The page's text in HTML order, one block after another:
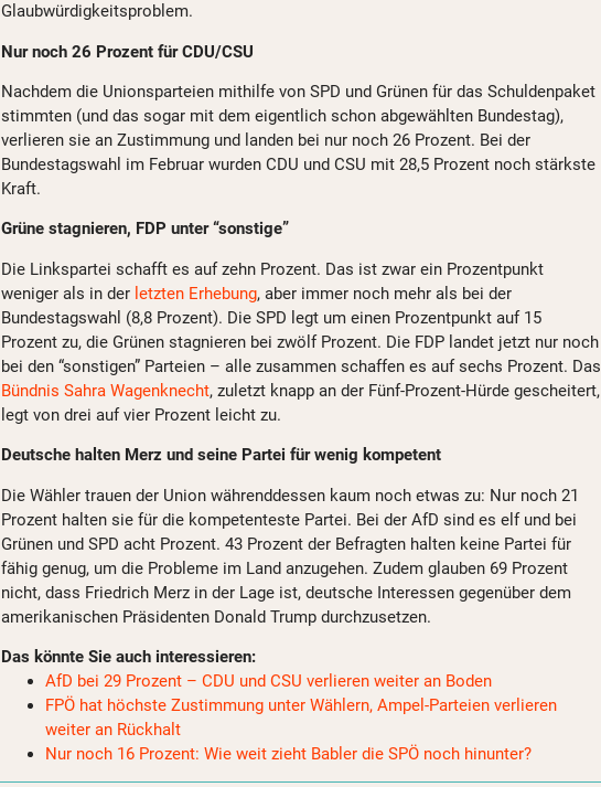
Glaubwürdigkeitsproblem.
Nur noch 26 Prozent für CDU/CSU
Nachdem die Unionsparteien mithilfe von SPD und Grünen für das Schuldenpaket
stimmten (und das sogar mit dem eigentlich schon abgewählten Bundestag),
verlieren sie an Zustimmung und landen bei nur noch 26 Prozent. Bei der
Bundestagswahl im Februar wurden CDU und CSU mit 28,5 Prozent noch stärkste
Kraft.
Grüne stagnieren, FDP unter “sonstige”
Die Linkspartei schafft es auf zehn Prozent. Das ist zwar ein Prozentpunkt
weniger als in der letzten Erhebung, aber immer noch mehr als bei der
Bundestagswahl (8,8 Prozent). Die SPD legt um einen Prozentpunkt auf 15
Prozent zu, die Grünen stagnieren bei zwölf Prozent. Die FDP landet jetzt nur noch
bei den “sonstigen” Parteien – alle zusammen schaffen es auf sechs Prozent. Das
Bündnis Sahra Wagenknecht, zuletzt knapp an der Fünf-Prozent-Hürde gescheitert,
legt von drei auf vier Prozent leicht zu.
Deutsche halten Merz und seine Partei für wenig kompetent
Die Wähler trauen der Union währenddessen kaum noch etwas zu: Nur noch 21
Prozent halten sie für die kompetenteste Partei. Bei der AfD sind es elf und bei
Grünen und SPD acht Prozent. 43 Prozent der Befragten halten keine Partei für
fähig genug, um die Probleme im Land anzugehen. Zudem glauben 69 Prozent
nicht, dass Friedrich Merz in der Lage ist, deutsche Interessen gegenüber dem
amerikanischen Präsidenten Donald Trump durchzusetzen.
Das könnte Sie auch interessieren:
AfD bei 29 Prozent – CDU und CSU verlieren weiter an Boden
FPÖ hat höchste Zustimmung unter Wählern, Ampel-Parteien verlieren
weiter an Rückhalt
Nur noch 16 Prozent: Wie weit zieht Babler die SPÖ noch hinunter?